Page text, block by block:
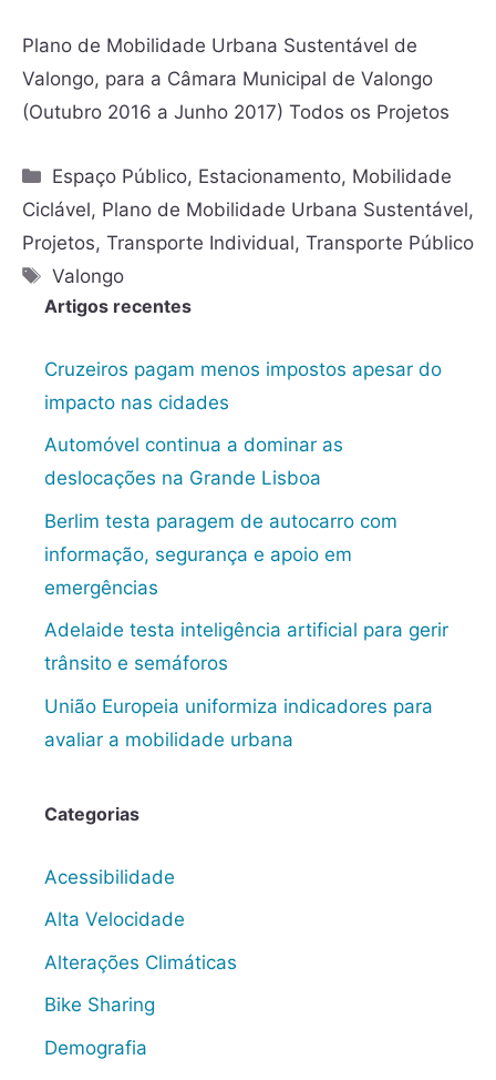
Plano de Mobilidade Urbana Sustentável de
Valongo, para a Câmara Municipal de Valongo
(Outubro 2016 a Junho 2017) Todos os Projetos
Espaço Público, Estacionamento, Mobilidade
Ciclável, Plano de Mobilidade Urbana Sustentável,
Projetos, Transporte Individual, Transporte Público
Valongo
Artigos recentes
Cruzeiros pagam menos impostos apesar do
impacto nas cidades
Automóvel continua a dominar as
deslocações na Grande Lisboa
Berlim testa paragem de autocarro com
informação, segurança e apoio em
emergências
Adelaide testa inteligência artificial para gerir
trânsito e semáforos
União Europeia uniformiza indicadores para
avaliar a mobilidade urbana
Categorias
Acessibilidade
Alta Velocidade
Alterações Climáticas
Bike Sharing
Demografia